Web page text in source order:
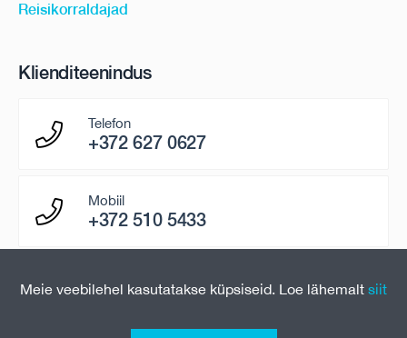
Reisikorraldajad
Klienditeenindus
Telefon
+372 627 0627
Mobiil
+372 510 5433
paring@uniontravel.ee
Meie veebilehel kasutatakse küpsiseid. Loe lähemalt siit